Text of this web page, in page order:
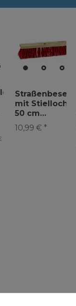
Straßenbesen
mit Stielloch
50 cm
Bauernlob
10,99 € *